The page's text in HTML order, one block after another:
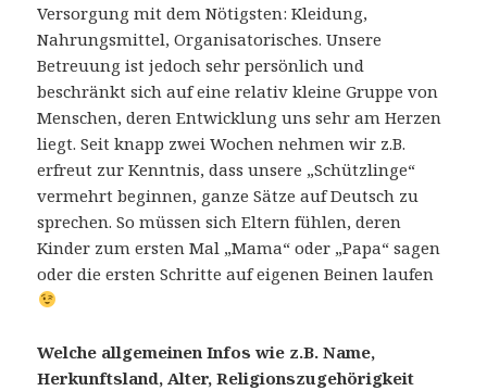
Versorgung mit dem Nötigsten: Kleidung,
Nahrungsmittel, Organisatorisches. Unsere
Betreuung ist jedoch sehr persönlich und
beschränkt sich auf eine relativ kleine Gruppe von
Menschen, deren Entwicklung uns sehr am Herzen
liegt. Seit knapp zwei Wochen nehmen wir z.B.
erfreut zur Kenntnis, dass unsere „Schützlinge“
vermehrt beginnen, ganze Sätze auf Deutsch zu
sprechen. So müssen sich Eltern fühlen, deren
Kinder zum ersten Mal „Mama“ oder „Papa“ sagen
oder die ersten Schritte auf eigenen Beinen laufen
Welche allgemeinenInfoswie z.B. Name,
Herkunftsland, Alter, Religionszugehörigkeit